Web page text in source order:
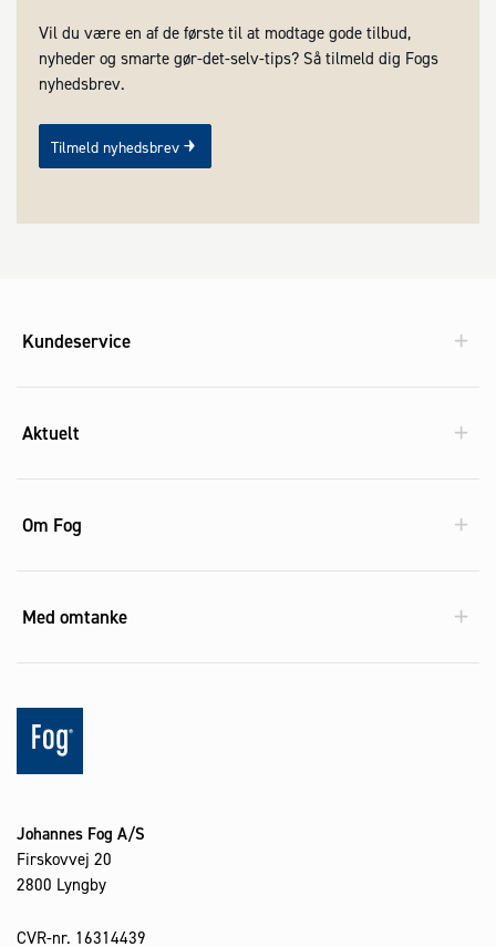
Vil du være en af de første til at modtage gode tilbud,
nyheder og smarte gør-det-selv-tips? Så tilmeld dig Fogs
nyhedsbrev.
Tilmeld nyhedsbrev
Kundeservice
Aktuelt
Om Fog
Med omtanke
Johannes Fog A/S
Firskovvej 20
2800 Lyngby
CVR-nr. 16314439